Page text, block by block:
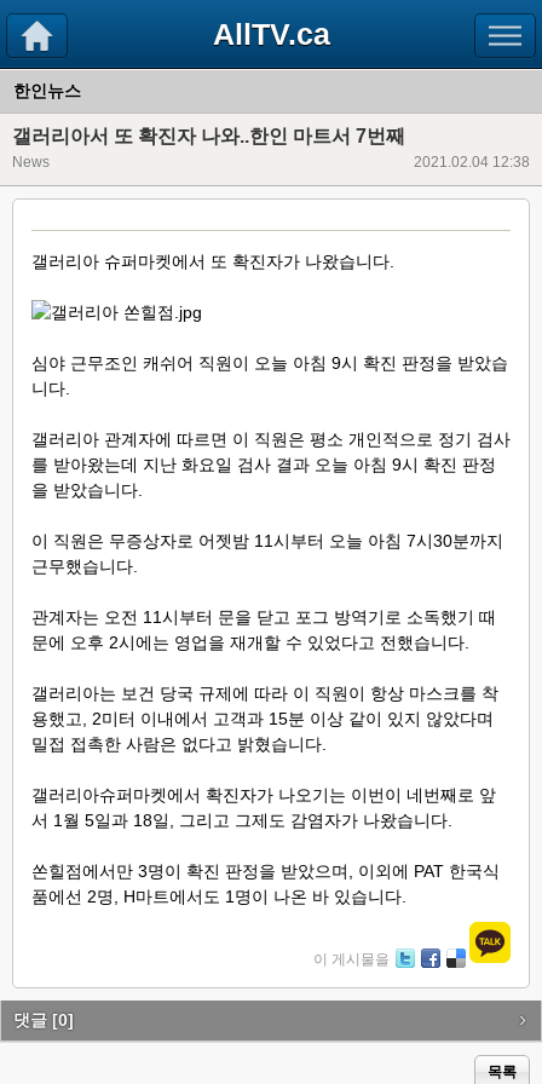
AllTV.ca
한인뉴스
갤러리아서 또 확진자 나와..한인 마트서 7번째
News 2021.02.04 12:38
갤러리아 슈퍼마켓에서 또 확진자가 나왔습니다.
심야 근무조인 캐쉬어 직원이 오늘 아침 9시 확진 판정을 받았습
니다.
갤러리아 관계자에 따르면 이 직원은 평소 개인적으로 정기 검사
를 받아왔는데 지난 화요일 검사 결과 오늘 아침 9시 확진 판정
을 받았습니다.
이 직원은 무증상자로 어젯밤 11시부터 오늘 아침 7시30분까지
근무했습니다.
관계자는 오전 11시부터 문을 닫고 포그 방역기로 소독했기 때
문에 오후 2시에는 영업을 재개할 수 있었다고 전했습니다.
갤러리아는 보건 당국 규제에 따라 이 직원이 항상 마스크를 착
용했고, 2미터 이내에서 고객과 15분 이상 같이 있지 않았다며
밀접 접촉한 사람은 없다고 밝혔습니다.
갤러리아슈퍼마켓에서 확진자가 나오기는 이번이 네번째로 앞
서 1월 5일과 18일, 그리고 그제도 감염자가 나왔습니다.
쏜힐점에서만 3명이 확진 판정을 받았으며, 이외에 PAT 한국식
품에선 2명, H마트에서도 1명이 나온 바 있습니다.
이 게시물을
itte ce lici
댓글 [0]
목록